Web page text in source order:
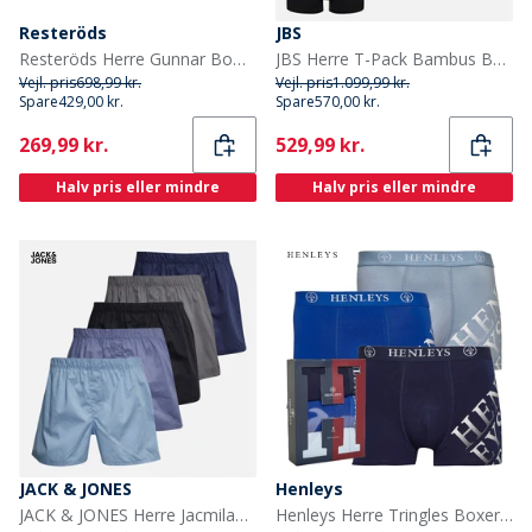
Resteröds
Resteröds Herre Gunnar Bomuld 7 pak Boxers Sort
Vejl. pris698,99 kr.
Spare429,00 kr.
Current
269,99 kr.
Halv pris eller mindre
JBS
JBS Herre T-Pack Bambus Bokser Sort
Vejl. pris1.099,99 kr.
Spare570,00 kr.
Current
529,99 kr.
Halv pris eller mindre
JACK & JONES
JACK & JONES Herre Jacmilano Fem Pak Boxer Chambray Blue Troposphere/City Skyline/Naval/Sort
Henleys
Henleys Herre Tringles Boxer shorts Flerfarvet